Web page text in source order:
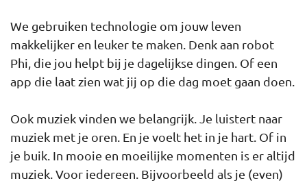
We gebruiken technologie om jouw leven
makkelijker en leuker te maken. Denk aan robot
Phi, die jou helpt bij je dagelijkse dingen. Of een
app die laat zien wat jij op die dag moet gaan doen.
Ook muziek vinden we belangrijk. Je luistert naar
muziek met je oren. En je voelt het in je hart. Of in
je buik. In mooie en moeilijke momenten is er altijd
muziek. Voor iedereen. Bijvoorbeeld als je (even)